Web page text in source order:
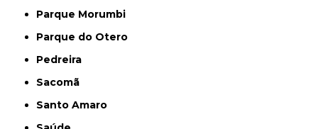
Parque Morumbi
Parque do Otero
Pedreira
Sacomã
Santo Amaro